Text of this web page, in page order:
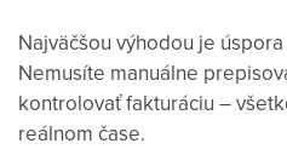
Najväčšou výhodou je
Nemusíte manuálne
kontrolovať fakturáciu –
reálnom čase.